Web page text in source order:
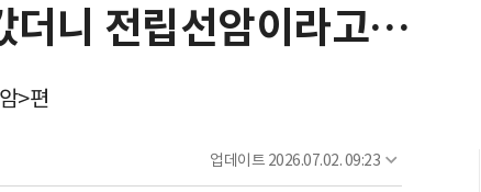
더니 전립선암이라고…
>편
업데이트 2026.07.02. 09:23